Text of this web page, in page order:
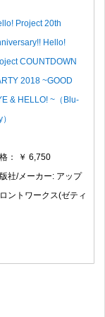
Project 20th
Hello!
COUNTDOWN
2018 ~GOOD
& HELLO! ~（Blu-
： ￥ 6,750
社/メーカー: アップ
ントワークス(ゼティ